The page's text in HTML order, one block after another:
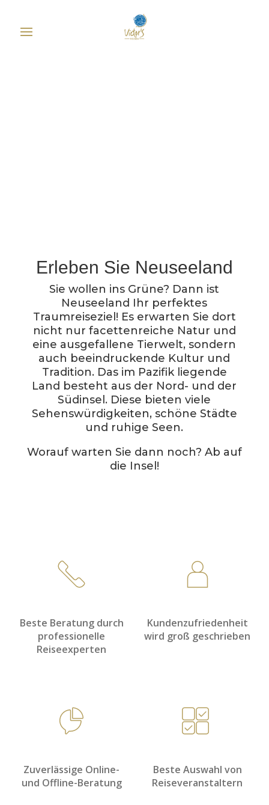
Erleben Sie Neuseeland
Sie wollen ins Grüne? Dann ist
Neuseeland Ihr perfektes
Traumreiseziel! Es erwarten Sie dort
nicht nur facettenreiche Natur und
eine ausgefallene Tierwelt, sondern
auch beeindruckende Kultur und
Tradition. Das im Pazifik liegende
Land besteht aus der Nord- und der
Südinsel. Diese bieten viele
Sehenswürdigkeiten, schöne Städte
und ruhige Seen.
Worauf warten Sie dann noch? Ab auf
die Insel!
Beste Beratung durch
professionelle
Reiseexperten
Kundenzufriedenheit
wird groß geschrieben
Zuverlässige Online-
und Offline-Beratung
Beste Auswahl von
Reiseveranstaltern